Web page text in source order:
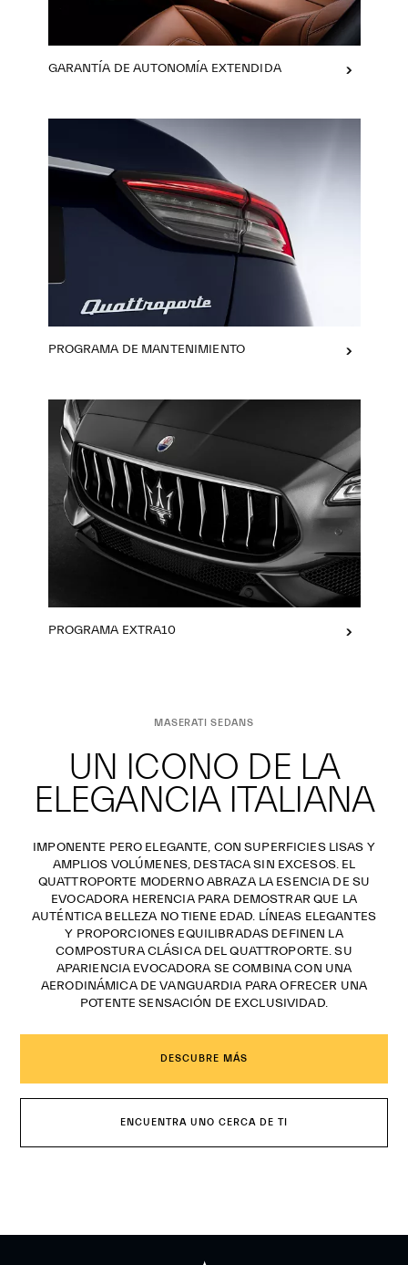
GARANTÍA DE AUTONOMÍA EXTENDIDA
PROGRAMA DE MANTENIMIENTO
PROGRAMA EXTRA10
MASERATI SEDANS
UN ICONO DE LA
ELEGANCIA ITALIANA
IMPONENTE PERO ELEGANTE, CON SUPERFICIES LISAS Y
AMPLIOS VOLÚMENES, DESTACA SIN EXCESOS. EL
QUATTROPORTE MODERNO ABRAZA LA ESENCIA DE SU
EVOCADORA HERENCIA PARA DEMOSTRAR QUE LA
AUTÉNTICA BELLEZA NO TIENE EDAD. LÍNEAS ELEGANTES
Y PROPORCIONES EQUILIBRADAS DEFINEN LA
COMPOSTURA CLÁSICA DEL QUATTROPORTE. SU
APARIENCIA EVOCADORA SE COMBINA CON UNA
AERODINÁMICA DE VANGUARDIA PARA OFRECER UNA
POTENTE SENSACIÓN DE EXCLUSIVIDAD.
DESCUBRE MÁS
ENCUENTRA UNO CERCA DE TI